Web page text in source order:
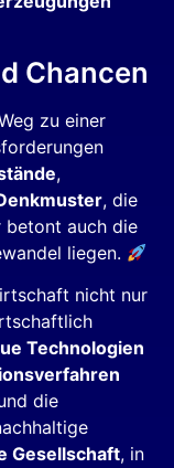
Chancen
zu einer
,
, die
betont auch die
liegen.
nicht nur
Technologien
die
Gesellschaft, in